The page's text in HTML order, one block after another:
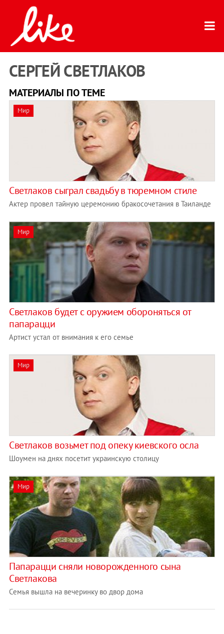
СЕРГЕЙ СВЕТЛАКОВ
МАТЕРИАЛЫ ПО ТЕМЕ
Мир
Светлаков сыграл свадьбу в тюремном стиле
Актер провел тайную церемонию бракосочетания в Таиланде
Мир
Светлаков будет с оружием обороняться от
папарацци
Артист устал от внимания к его семье
Мир
Светлаков возьмет под опеку киевского осла
Шоумен на днях посетит украинскую столицу
Мир
Папарацци сняли новорожденного сына
Светлакова
Семья вышла на вечеринку во двор дома